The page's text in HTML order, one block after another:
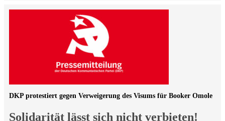
Solidarität lässt sich nicht verbieten!
DKP protestiert gegen Verweigerung des Visums für Booker Omole